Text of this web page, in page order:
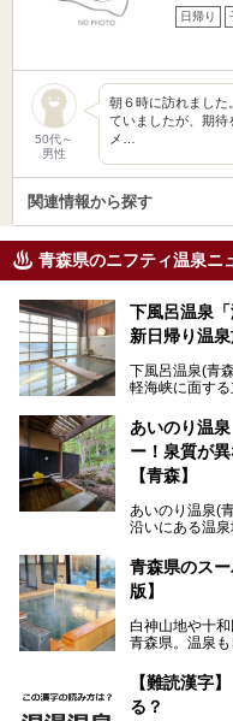
日帰り
50代～
男性
朝６時に訪れました
ていましたが、期待
メ…
関連情報から探す
青森県のニフティ温泉ニ
下風呂温泉
新日帰り温
下風呂温泉(青
軽海峡に面す
泉ファンが訪
「海峡の湯」
年12月にオー
浴場で使用さ
無料休憩室や
にも利用しや
今回、筆者は
底解説します！
あいのり温
ー！泉質が
【青森】
あいのり温泉(
沿いにある温泉
(通称:赤湯)と
し、いずれも
う。
今回筆者は実
に「羽州路の
ですが、実は
つ。その魅力
青森県のス
版】
白神山地や十
青森県。温泉
の山並みを眺
当地グルメを
今回は、青森
【難読漢字
る？